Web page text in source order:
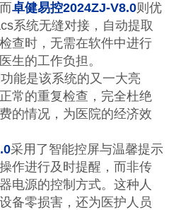
卓健易控2024ZJ-V8.0则优
系统无缝对接，自动提取
查时，无需在软件中进行
生的工作负担。
能是该系统的又一大亮
常的重复检查，完全杜绝
的情况，为医院的经济效
采用了智能控屏与温馨提示
作进行及时提醒，而非传
电源的控制方式。这种人
备零损害，还为医护人员